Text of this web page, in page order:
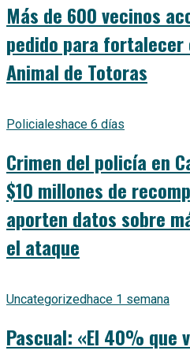
Más de 600 vecinos
pedido para fortalecer
Animal de Totoras
Policialeshace 6 días
Crimen del policía en
$10 millones de
aporten datos sobre
el ataque
Uncategorized hace 1 semana
Pascual: «El 40% que